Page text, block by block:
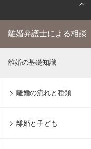
離婚弁護士による相談
離婚の基礎知識
離婚の流れと種類
離婚と子ども